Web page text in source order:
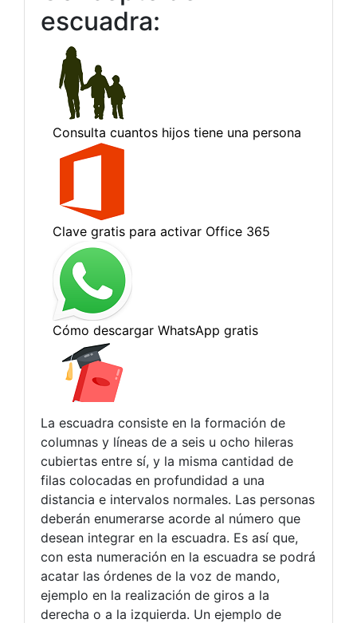
escuadra:
La escuadra consiste en la formación de
columnas y líneas de a seis u ocho hileras
cubiertas entre sí, y la misma cantidad de
filas colocadas en profundidad a una
distancia e intervalos normales. Las personas
deberán enumerarse acorde al número que
desean integrar en la escuadra. Es así que,
con esta numeración en la escuadra se podrá
acatar las órdenes de la voz de mando,
ejemplo en la realización de giros a la
derecha o a la izquierda. Un ejemplo de